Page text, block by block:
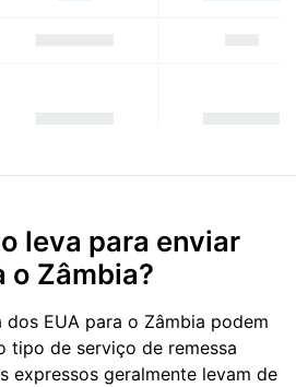
leva para enviar
o Zâmbia?
EUA para o Zâmbia podem
tipo de serviço de remessa
expressos geralmente levam de